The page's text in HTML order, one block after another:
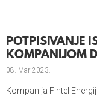
POTPISIVANJE
KOMPANIJOM
08. Mar 2023.
Kompanija Fintel